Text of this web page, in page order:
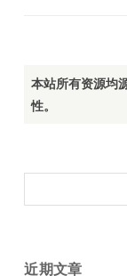
本站所有资源均
性。
索：
近期文章